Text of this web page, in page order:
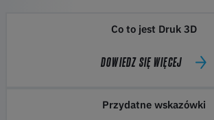
Co to jest Druk 3D
DOWIEDZ SIĘ WIĘCEJ
Przydatne wskazówki